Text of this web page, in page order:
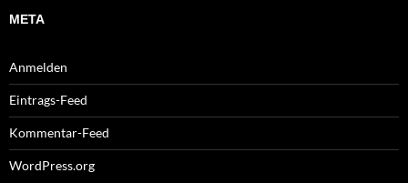
META
Anmelden
Eintrags-Feed
Kommentar-Feed
WordPress.org